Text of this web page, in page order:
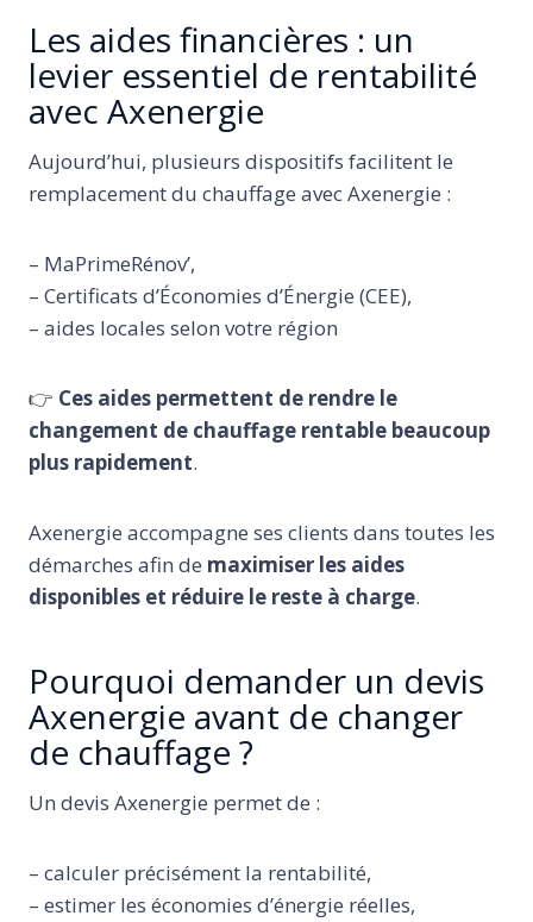
Les aides financières : un
levier essentiel de rentabilité
avec Axenergie
Aujourd’hui, plusieurs dispositifs facilitent le
remplacement du chauffage avec Axenergie :
– MaPrimeRénov’,
– Certificats d’Économies d’Énergie (CEE),
– aides locales selon votre région
👉 Ces aides permettent de rendre le
changement de chauffage rentable beaucoup
plus rapidement.
Axenergie accompagne ses clients dans toutes les
démarches afin de maximiser les aides
disponibles et réduire le reste à charge.
Pourquoi demander un devis
Axenergie avant de changer
de chauffage ?
Un devis Axenergie permet de :
– calculer précisément la rentabilité,
– estimer les économies d’énergie réelles,